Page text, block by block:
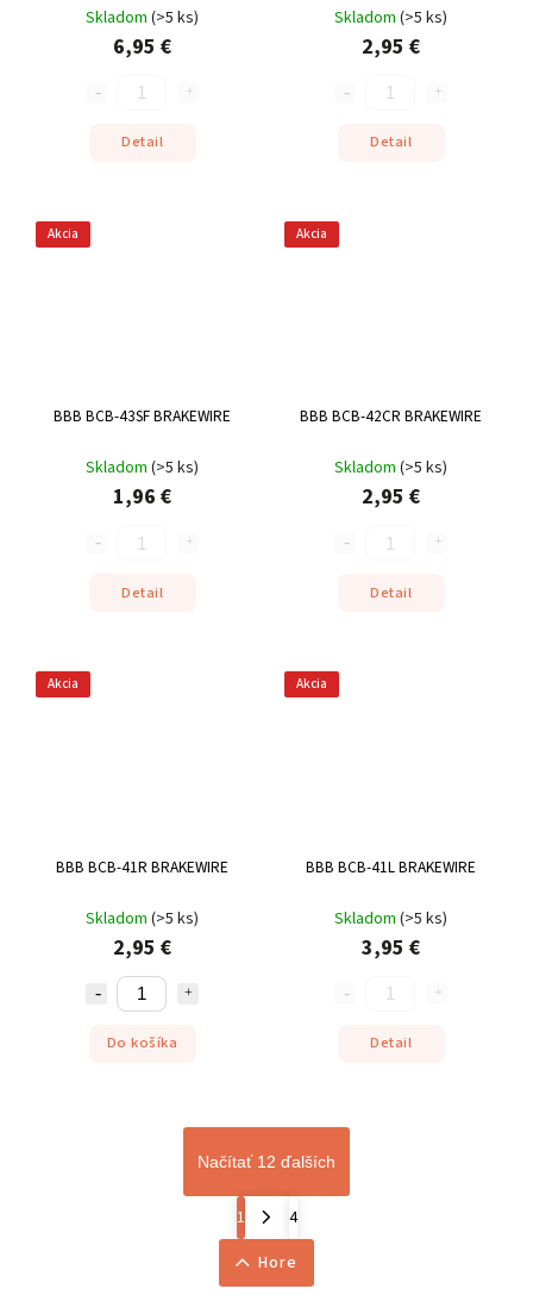
Skladom (>5 ks)
6,95 €
Detail
Skladom (>5 ks)
2,95 €
Detail
Akcia
BBB BCB-43SF BRAKEWIRE
Skladom (>5 ks)
1,96 €
Detail
Akcia
BBB BCB-42CR BRAKEWIRE
Skladom (>5 ks)
2,95 €
Detail
Akcia
BBB BCB-41R BRAKEWIRE
Skladom (>5 ks)
2,95 €
Do košíka
Akcia
BBB BCB-41L BRAKEWIRE
Skladom (>5 ks)
3,95 €
Detail
Načítať 12 ďalších
1
4
Hore